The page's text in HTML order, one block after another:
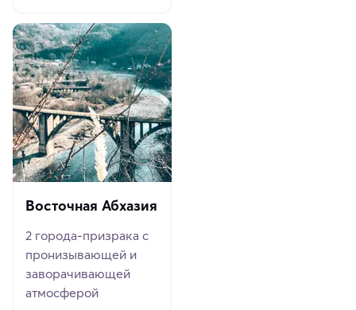
Восточная Абхазия
2 города-призрака с
пронизывающей и
заворачивающей
атмосферой